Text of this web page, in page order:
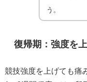
う。
復帰期：強度を
競技強度を上げても痛